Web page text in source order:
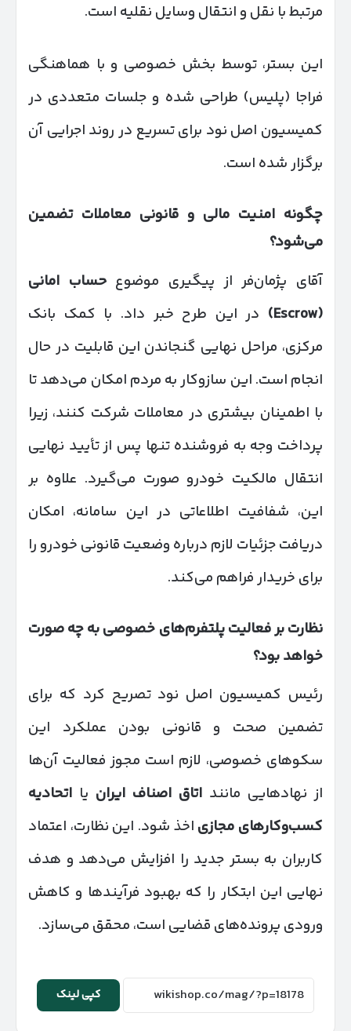
مرتبط با نقل و انتقال وسایل نقلیه است.
این بستر، توسط بخش خصوصی و با هماهنگی
فراجا (پلیس) طراحی شده و جلسات متعددی در
کمیسیون اصل نود برای تسریع در روند اجرایی آن
برگزار شده است.
چگونه امنیت مالی و قانونی معاملات تضمین
می‌شود؟
آقای پژمان‌فر از پیگیری موضوعحساب امانی
(
Escrow
) در این طرح خبر داد. با کمک بانک
مرکزی، مراحل نهایی گنجاندن این قابلیت در حال
انجام است. این سازوکار به مردم امکان می‌دهد تا
با اطمینان بیشتری در معاملات شرکت کنند، زیرا
پرداخت وجه به فروشنده تنها پس از تأیید نهایی
انتقال مالکیت خودرو صورت می‌گیرد. علاوه بر
این، شفافیت اطلاعاتی در این سامانه، امکان
دریافت جزئیات لازم درباره وضعیت قانونی خودرو را
برای خریدار فراهم می‌کند.
نظارت بر فعالیت پلتفرم‌های خصوصی به چه صورت
خواهد بود؟
رئیس کمیسیون اصل نود تصریح کرد که برای
تضمین صحت و قانونی بودن عملکرد این
سکوهای خصوصی، لازم است مجوز فعالیت آن‌ها
از نهادهایی مانند اتاق اصناف ایران یا اتحادیه
کسب‌وکارهای مجازی اخذ شود. این نظارت، اعتماد
کاربران به بستر جدید را افزایش می‌دهد و هدف
نهایی این ابتکار را که بهبود فرآیندها و کاهش
ورودی پرونده‌های قضایی است، محقق می‌سازد.
کپی لینک